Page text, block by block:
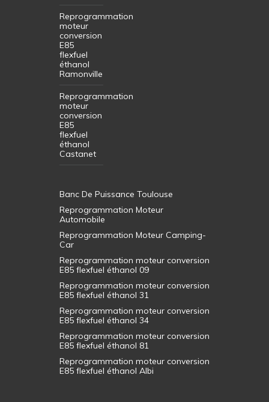
Reprogrammation
moteur
conversion
E85
flexfuel
éthanol
Ramonville
Reprogrammation
moteur
conversion
E85
flexfuel
éthanol
Castanet
Banc De Puissance Toulouse
Reprogrammation Moteur
Automobile
Reprogrammation Moteur Camping-
Car
Reprogrammation moteur conversion
E85 flexfuel éthanol 09
Reprogrammation moteur conversion
E85 flexfuel éthanol 31
Reprogrammation moteur conversion
E85 flexfuel éthanol 34
Reprogrammation moteur conversion
E85 flexfuel éthanol 81
Reprogrammation moteur conversion
E85 flexfuel éthanol Albi